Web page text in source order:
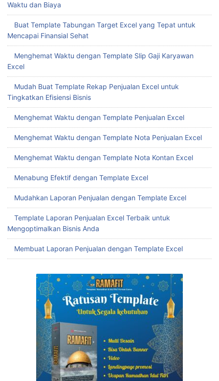
Waktu dan Biaya
Buat Template Tabungan Target Excel yang Tepat untuk
Mencapai Finansial Sehat
Menghemat Waktu dengan Template Slip Gaji Karyawan
Excel
Mudah Buat Template Rekap Penjualan Excel untuk
Tingkatkan Efisiensi Bisnis
Menghemat Waktu dengan Template Penjualan Excel
Menghemat Waktu dengan Template Nota Penjualan Excel
Menghemat Waktu dengan Template Nota Kontan Excel
Menabung Efektif dengan Template Excel
Mudahkan Laporan Penjualan dengan Template Excel
Template Laporan Penjualan Excel Terbaik untuk
Mengoptimalkan Bisnis Anda
Membuat Laporan Penjualan dengan Template Excel